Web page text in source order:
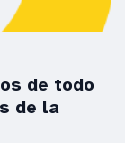
de todo
de la